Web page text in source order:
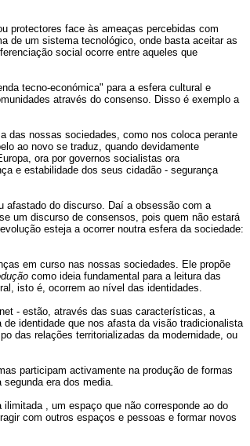
protectores face às ameaças percebidas com
de um sistema tecnológico, onde basta aceitar as
social ocorre entre aqueles que
tecno-económica" para a esfera cultural e
através do consenso. Disso é exemplo a
das nossas sociedades, como nos coloca perante
ao novo se traduz, quando devidamente
ora por governos socialistas ora
e estabilidade dos seus cidadão - segurança
afastado do discurso. Daí a obsessão com a
um discurso de consensos, pois quem não estará
esteja a ocorrer noutra esfera da sociedade:
em curso nas nossas sociedades. Ele propõe
como ideia fundamental para a leitura das
isto é, ocorrem ao nível das identidades.
- estão, através das suas características, a
identidade que nos afasta da visão tradicionalista
das relações territorializadas da modernidade, ou
participam activamente na produção de formas
era dos media.
, um espaço que não corresponde ao do
com outros espaços e pessoas e formar novos